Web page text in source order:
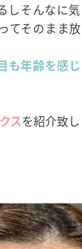
しそんなに
そのまま
も年齢を感
スを紹介致